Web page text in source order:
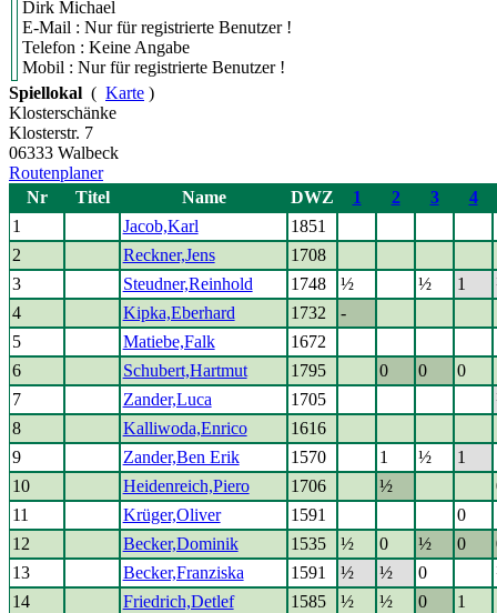
Dirk Michael
E-Mail : Nur für registrierte Benutzer !
Telefon : Keine Angabe
Mobil : Nur für registrierte Benutzer !
Spiellokal ( Karte )
Klosterschänke
Klosterstr. 7
06333 Walbeck
Routenplaner
Nr
Titel Name DWZ 1 2 3
4
1
Jacob,Karl
1851
2
Reckner,Jens
1708
3
Steudner,Reinhold 1748 ½ ½ 1
4
Kipka,Eberhard 1732
-
5
Matiebe,Falk
1672
6
Schubert,Hartmut 1795 0 0 0
7
Zander,Luca 1705
8
Kalliwoda,Enrico
1616
9
Zander,Ben Erik 1570 1 ½
1
10
Heidenreich,Piero 1706 ½
11
Krüger,Oliver 1591
0
12
Becker,Dominik 1535 ½ 0 ½ 0
13
Becker,Franziska 1591 ½ ½ 0
14
Friedrich,Detlef 1585 ½ ½ 0
1